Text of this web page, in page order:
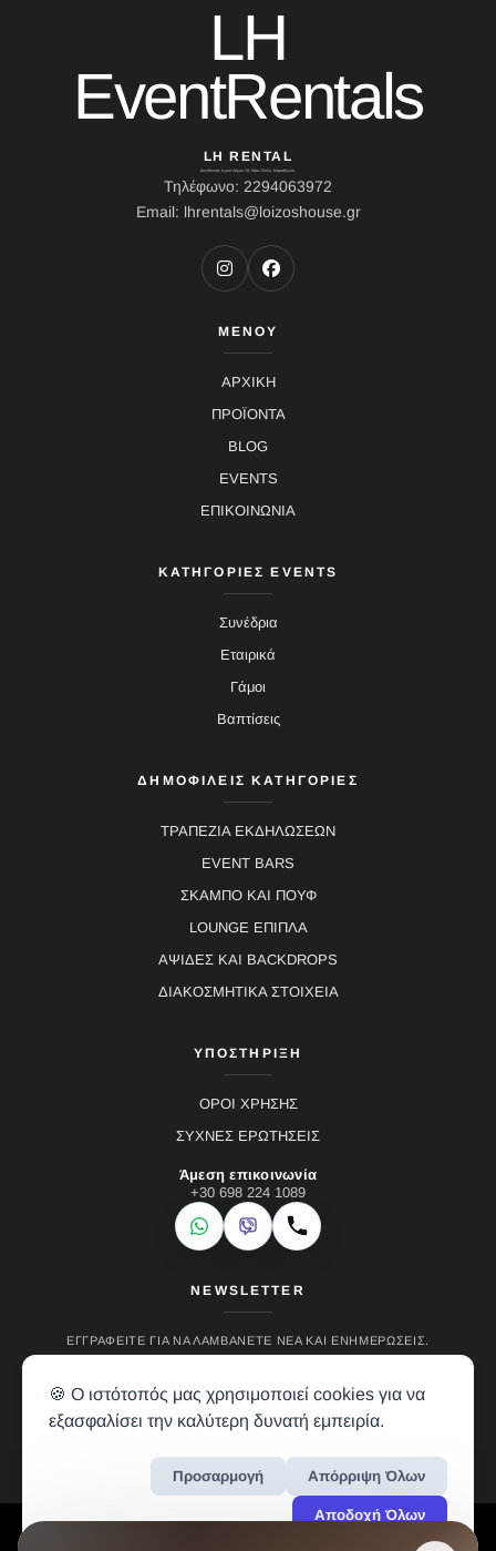
LH
EventRentals
LH RENTAL
Διεύθυνση: Ιερού Λόχου 10, Κάτω Σούλι, Μαραθώνας
Τηλέφωνο: 2294063972
Email: lhrentals@loizoshouse.gr
ΜΕΝΟΥ
ΑΡΧΙΚΗ
ΠΡΟΪΟΝΤΑ
BLOG
EVENTS
ΕΠΙΚΟΙΝΩΝΙΑ
ΚΑΤΗΓΟΡΙΕΣ EVENTS
Συνέδρια
Εταιρικά
Γάμοι
Βαπτίσεις
ΔΗΜΟΦΙΛΕΙΣ ΚΑΤΗΓΟΡΙΕΣ
ΤΡΑΠΕΖΙΑ ΕΚΔΗΛΩΣΕΩΝ
EVENT BARS
ΣΚΑΜΠΟ ΚΑΙ ΠΟΥΦ
LOUNGE ΕΠΙΠΛΑ
ΑΨΙΔΕΣ ΚΑΙ BACKDROPS
ΔΙΑΚΟΣΜΗΤΙΚΑ ΣΤΟΙΧΕΙΑ
ΥΠΟΣΤΗΡΙΞΗ
ΟΡΟΙ ΧΡΗΣΗΣ
ΣΥΧΝΕΣ ΕΡΩΤΗΣΕΙΣ
Άμεση επικοινωνία
+30 698 224 1089
WhatsApp
Viber Κλήση
NEWSLETTER
ΕΓΓΡΑΦΕΊΤΕ ΓΙΑ ΝΑ ΛΑΜΒΆΝΕΤΕ ΝΈΑ ΚΑΙ ΕΝΗΜΕΡΏΣΕΙΣ.
🍪 Ο ιστότοπός μας χρησιμοποιεί cookies για να
εξασφαλίσει την καλύτερη δυνατή εμπειρία.
Προσαρμογή Απόρριψη Όλων
Αποδοχή Όλων